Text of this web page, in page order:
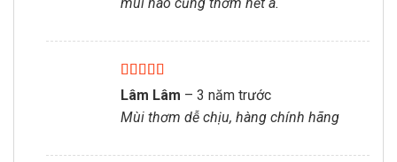
Được xếp
hạng 55 sao
Lâm Lâm – 3 năm trước
Mùi thơm dễ chịu, hàng chính hãng